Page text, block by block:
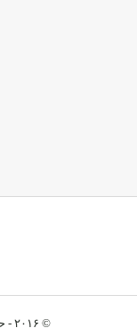
© ۲۰۱۶ - جميع الحقوق محفوظة.